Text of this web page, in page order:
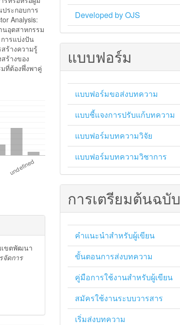
ระกอบการ
Analysis:
นอุตสาหกรรม
ารแบ่งปัน
ร้างความรู้
ร้างของ
ที่ต้องพึ่งพาคู่
เขตพัฒนา
จัดการ
Developed by OJS
แบบฟอร์ม
แบบฟอร์มขอส่งบทความ
แบบชี้แจงการปรับแก้บทความ
แบบฟอร์มบทความวิจัย
แบบฟอร์มบทความวิชาการ
การเตรียมต้นฉบับ
คำแนะนำสำหรับผู้เขียน
ขั้นตอนการส่งบทความ
คู่มือการใช้งานสำหรับผู้เขียน
สมัครใช้งานระบบวารสาร
เริ่มส่งบทความ